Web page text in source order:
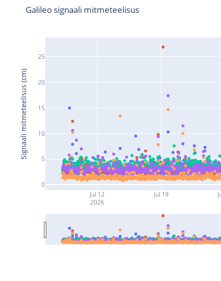
Jul 12
2026
Jul 19
0
5
10
15
20
25
Galileo signaali mitmeteelisus
Signaali mitmeteelisus (cm)